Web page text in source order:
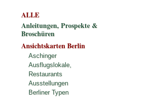
ALLE
Anleitungen, Prospekte &
Broschüren
Ansichtskarten Berlin
Aschinger
Ausflugslokale,
Restaurants
Ausstellungen
Berliner Typen